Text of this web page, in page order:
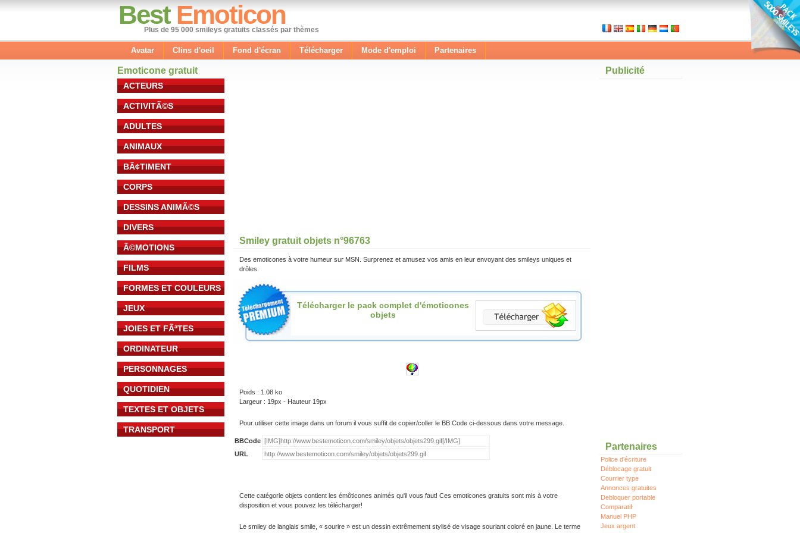
Best Emoticon
Plus de 95 000 smileys gratuits classés par thèmes
Avatar Clins d'oeil Fond d'écran Télécharger Mode d'emploi Partenaires
Emoticone gratuit
ACTEURS
ACTIVITÃ©S
ADULTES
ANIMAUX
BÃ¢TIMENT
CORPS
DESSINS ANIMÃ©S
DIVERS
Ã©MOTIONS
FILMS
FORMES ET COULEURS
JEUX
JOIES ET FÃªTES
ORDINATEUR
PERSONNAGES
QUOTIDIEN
TEXTES ET OBJETS
TRANSPORT
Smiley gratuit objets n°96763
Des emoticones à votre humeur sur MSN. Surprenez et amusez vos amis en leur envoyant des smileys uniques et
drôles.
Télécharger le pack complet d'émoticones
objets
Poids : 1.08 ko
Largeur : 19px - Hauteur 19px
Pour utiliser cette image dans un forum il vous suffit de copier/coller le BB Code ci-dessous dans votre message.
BBCode
URL
Cette catégorie objets contient les émôticones animés qu'il vous faut! Ces emoticones gratuits sont mis à votre
disposition et vous pouvez les télécharger!
Le smiley de langlais smile, « sourire » est un dessin extrêmement stylisé de visage souriant coloré en jaune. Le terme
Publicité
Partenaires
Police d'écriture
Déblocage gratuit
Courrier type
Annonces gratuites
Debloquer portable
Comparatif
Manuel PHP
Jeux argent